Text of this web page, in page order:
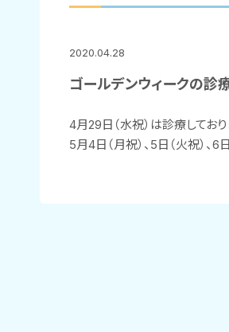
2020.04.28
ゴールデンウィークの診
4月29日（水祝）は診療しており
5月4日（月祝）、5日（火祝）、6